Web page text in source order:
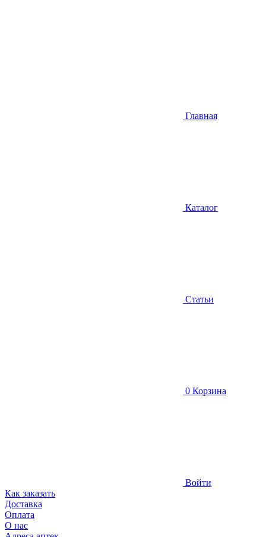
Главная
Каталог
Статьи
0 Корзина
Войти
Как заказать
Доставка
Оплата
О нас